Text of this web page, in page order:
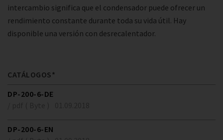
intercambio significa que el condensador puede ofrecer un
rendimiento constante durante toda su vida útil. Hay
disponible una versión con desrecalentador.
CATÁLOGOS*
DP-200-6-DE
DP-200-6-EN